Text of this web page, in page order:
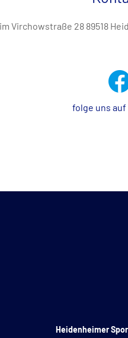
Virchowstraße 28 89518
folge uns
Heidenheimer